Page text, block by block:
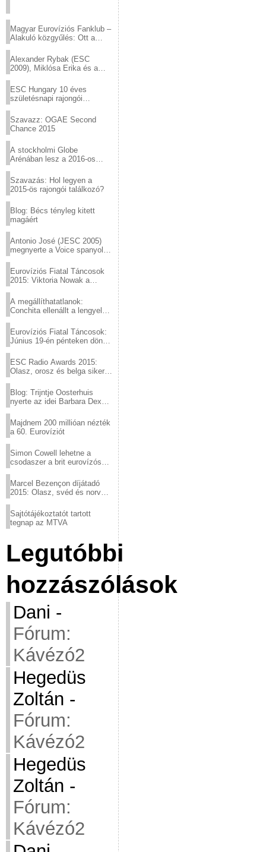
Magyar Eurovíziós Fanklub –
Alakuló közgyűlés: Ott a
Alexander Rybak (ESC
2009), Miklósa Erika és a
sztárjai a Margitszigeten
ESC Hungary 10 éves
születésnapi rajongói
Szavazz: OGAE Second
Chance 2015
A stockholmi Globe
Arénában lesz a 2016-os
Szavazás: Hol legyen a
2015-ös rajongói találkozó?
Blog: Bécs tényleg kitett
magáért
Antonio José (JESC 2005)
megnyerte a Voice spanyol
Eurovíziós Fiatal Táncosok
2015: Viktoria Nowak a
A megállíthatatlanok:
Conchita ellenállt a lengyel
Eurovíziós Fiatal Táncosok:
Június 19-én pénteken döntő
ESC Radio Awards 2015:
Olasz, orosz és belga siker,
Blog: Trijntje Oosterhuis
nyerte az idei Barbara Dex
Majdnem 200 millióan nézték
a 60. Eurovíziót
Simon Cowell lehetne a
csodaszer a brit eurovízós
Marcel Bezençon díjátadó
2015: Olasz, svéd és norvég
Sajtótájékoztatót tartott
tegnap az MTVA
Legutóbbi
hozzászólások
Dani -
Fórum:
Kávézó2
Hegedüs
Zoltán -
Fórum:
Kávézó2
Hegedüs
Zoltán -
Fórum:
Kávézó2